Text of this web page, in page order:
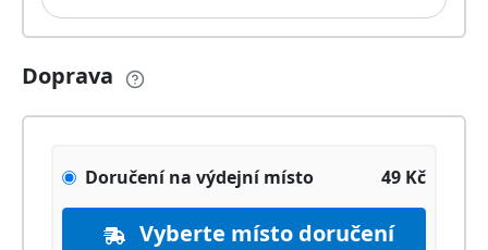
Doprava
Doručení na výdejní místo 49 Kč
Vyberte místo doručení